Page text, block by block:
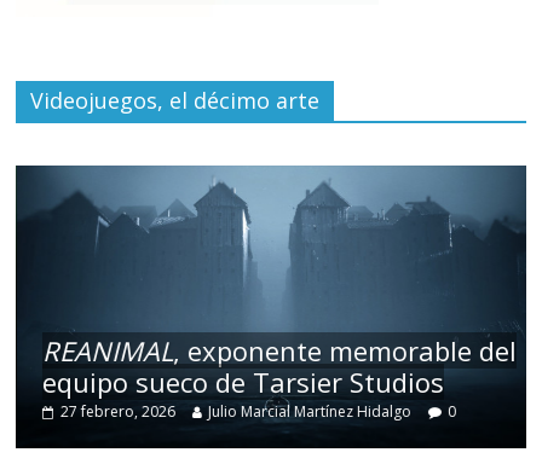
Videojuegos, el décimo arte
REANIMAL, exponente memorable del
equipo sueco de Tarsier Studios
27 febrero, 2026 Julio Marcial Martínez Hidalgo 0